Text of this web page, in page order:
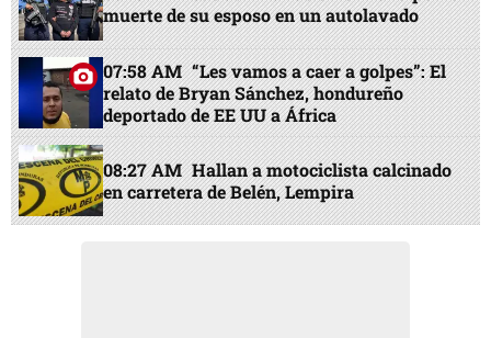
muerte de su esposo en un autolavado
07:58 AM “Les vamos a caer a golpes”: El
relato de Bryan Sánchez, hondureño
deportado de EE UU a África
08:27 AM Hallan a motociclista calcinado
en carretera de Belén, Lempira